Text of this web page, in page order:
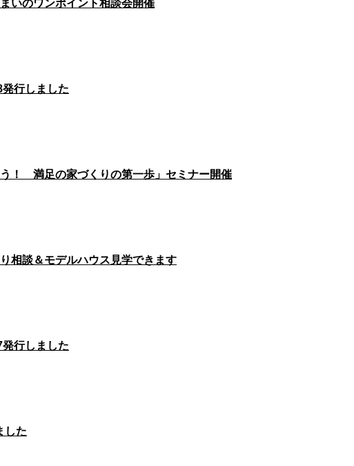
いのワンポイント相談会開催
行しました
！ 満足の家づくりの第一歩」セミナー開催
相談＆モデルハウス見学できます
行しました
した